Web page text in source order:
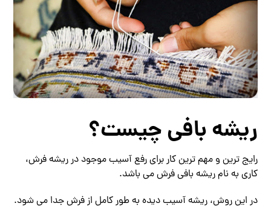
ریشه بافی چیست؟
رایج ترین و مهم ترین کار برای رفع آسیب موجود در ریشه فرش،
کاری به نام ریشه بافی فرش می باشد.
در این روش، ریشه آسیب دیده به طور کامل از فرش جدا می‌ شود.